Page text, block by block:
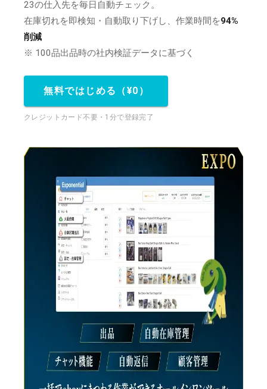
23の仕入先を毎日自動チェック。
在庫切れを即検知・自動取り下げし、作業時間を94%
削減
※ 100品出品時の社内検証データに基づく
無料ではじめる（¥0）
クレジットカード不要・1分で登録完了